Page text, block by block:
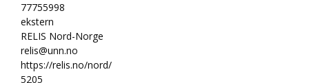
77755998
ekstern
RELIS Nord-Norge
relis@unn.no
https://relis.no/nord/
5205